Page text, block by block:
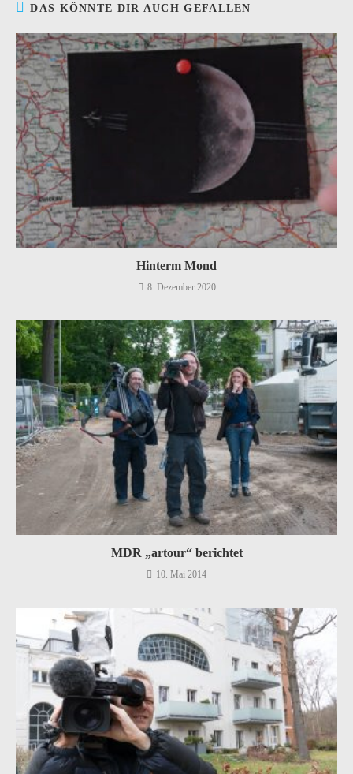
DAS KÖNNTE DIR AUCH GEFALLEN
Hinterm Mond
8. Dezember 2020
MDR „artour“ berichtet
10. Mai 2014